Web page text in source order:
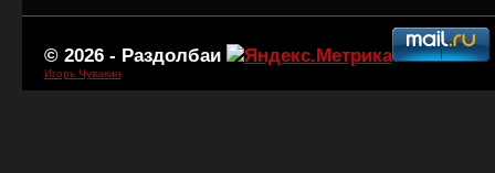
© 2026 - Раздолбаи
Игорь Чувакин